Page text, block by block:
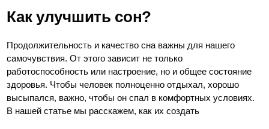
Как улучшить сон?
Продолжительность и качество сна важны для нашего
самочувствия. От этого зависит не только
работоспособность или настроение, но и общее состояние
здоровья. Чтобы человек полноценно отдыхал, хорошо
высыпался, важно, чтобы он спал в комфортных условиях.
В нашей статье мы расскажем, как их создать